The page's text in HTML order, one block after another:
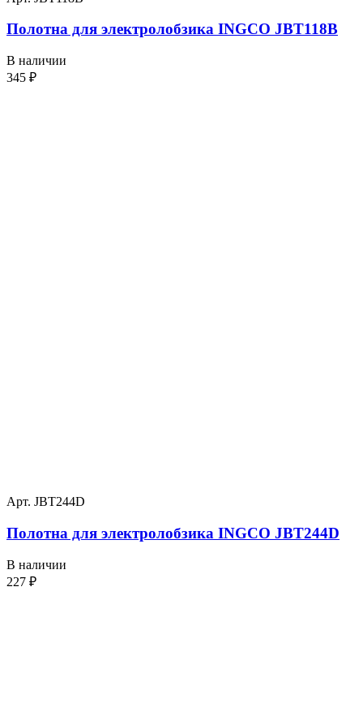
Полотна для электролобзика INGCO JBT118B
В наличии
345 ₽
Арт. JBT244D
Полотна для электролобзика INGCO JBT244D
В наличии
227 ₽